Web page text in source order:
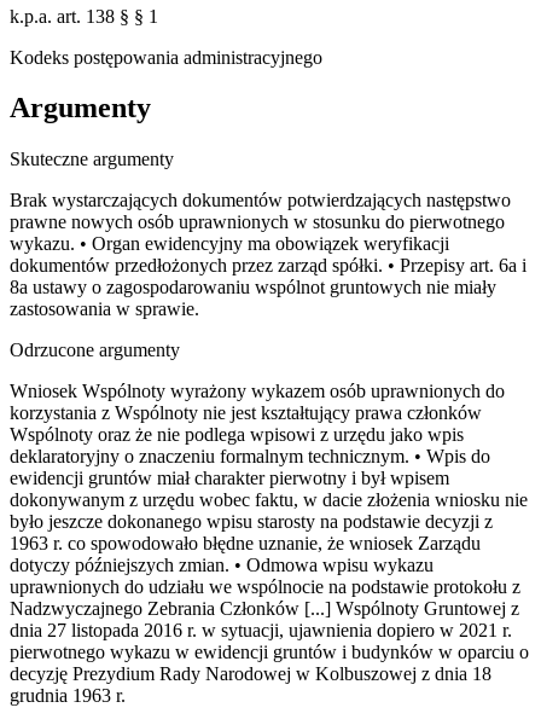
k.p.a. art. 138 § § 1
Kodeks postępowania administracyjnego
Argumenty
Skuteczne argumenty
Brak wystarczających dokumentów potwierdzających następstwo
prawne nowych osób uprawnionych w stosunku do pierwotnego
wykazu. • Organ ewidencyjny ma obowiązek weryfikacji
dokumentów przedłożonych przez zarząd spółki. • Przepisy art. 6a i
8a ustawy o zagospodarowaniu wspólnot gruntowych nie miały
zastosowania w sprawie.
Odrzucone argumenty
Wniosek Wspólnoty wyrażony wykazem osób uprawnionych do
korzystania z Wspólnoty nie jest kształtujący prawa członków
Wspólnoty oraz że nie podlega wpisowi z urzędu jako wpis
deklaratoryjny o znaczeniu formalnym technicznym. • Wpis do
ewidencji gruntów miał charakter pierwotny i był wpisem
dokonywanym z urzędu wobec faktu, w dacie złożenia wniosku nie
było jeszcze dokonanego wpisu starosty na podstawie decyzji z
1963 r. co spowodowało błędne uznanie, że wniosek Zarządu
dotyczy późniejszych zmian. • Odmowa wpisu wykazu
uprawnionych do udziału we wspólnocie na podstawie protokołu z
Nadzwyczajnego Zebrania Członków [...] Wspólnoty Gruntowej z
dnia 27 listopada 2016 r. w sytuacji, ujawnienia dopiero w 2021 r.
pierwotnego wykazu w ewidencji gruntów i budynków w oparciu o
decyzję Prezydium Rady Narodowej w Kolbuszowej z dnia 18
grudnia 1963 r.